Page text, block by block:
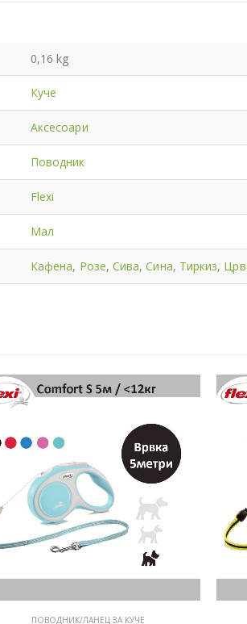
0,16 kg
Куче
Аксесоари
Поводник
Flexi
Мал
Кафена, Розе, Сива,Сина, Тиркиз,
ПОВОДНИК/ЛАНЕЦ ЗА КУЧЕ